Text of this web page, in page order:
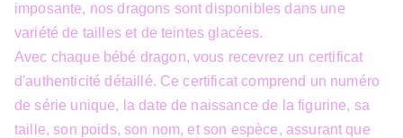
imposante, nos dragons sont disponibles dans une
variété de tailles et de teintes glacées.
Avec chaque bébé dragon, vous recevrez un certificat
d'authenticité détaillé. Ce certificat comprend un numéro
de série unique, la date de naissance de la figurine, sa
taille, son poids, son nom, et son espèce, assurant que